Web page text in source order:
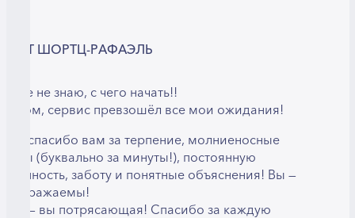
ШОРТЦ-РАФАЭЛЬ
не знаю, с чего начать!!
сервис превзошёл все мои ожидания!
— спасибо вам за терпение, молниеносные
(буквально за минуты!), постоянную
заботу и понятные объяснения! Вы —
— вы потрясающая! Спасибо за каждую